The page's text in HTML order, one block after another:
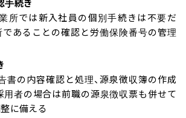
手続き
所では新入社員の個別手続きは不要だ
であることの確認と労働保険番号の管理
書の内容確認と処理、源泉徴収簿の作成
用者の場合は前職の源泉徴収票も併せて
に備える